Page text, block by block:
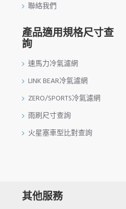
聯絡我們
產品適用規格尺寸查
詢
速馬力冷氣濾網
LINK BEAR冷氣濾網
ZERO/SPORTS冷氣濾網
雨刷尺寸查詢
火星塞車型比對查詢
其他服務